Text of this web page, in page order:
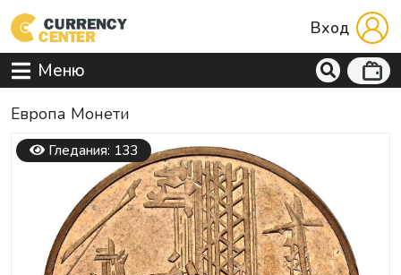
Вход
Меню
Европа Mонети
Гледания: 133